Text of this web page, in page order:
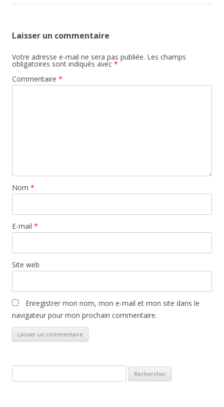
Laisser un commentaire
Votre adresse e-mail ne sera pas publiée. Les champs
obligatoires sont indiqués avec *
Commentaire *
Nom *
E-mail *
Site web
Enregistrer mon nom, mon e-mail et mon site dans le
navigateur pour mon prochain commentaire.